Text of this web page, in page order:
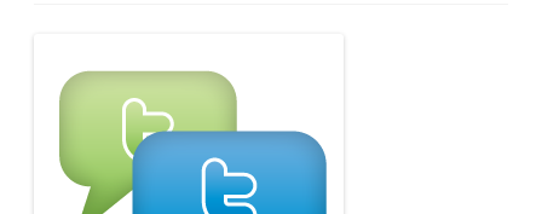
BPM-
sociaux
semaine
2010-
06-
15